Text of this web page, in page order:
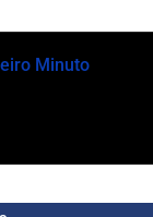
Minuto